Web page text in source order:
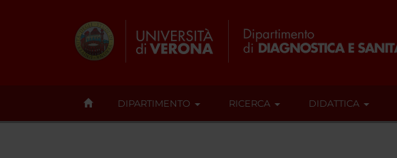
DIPARTIMENTO RICERCA DIDATTICA